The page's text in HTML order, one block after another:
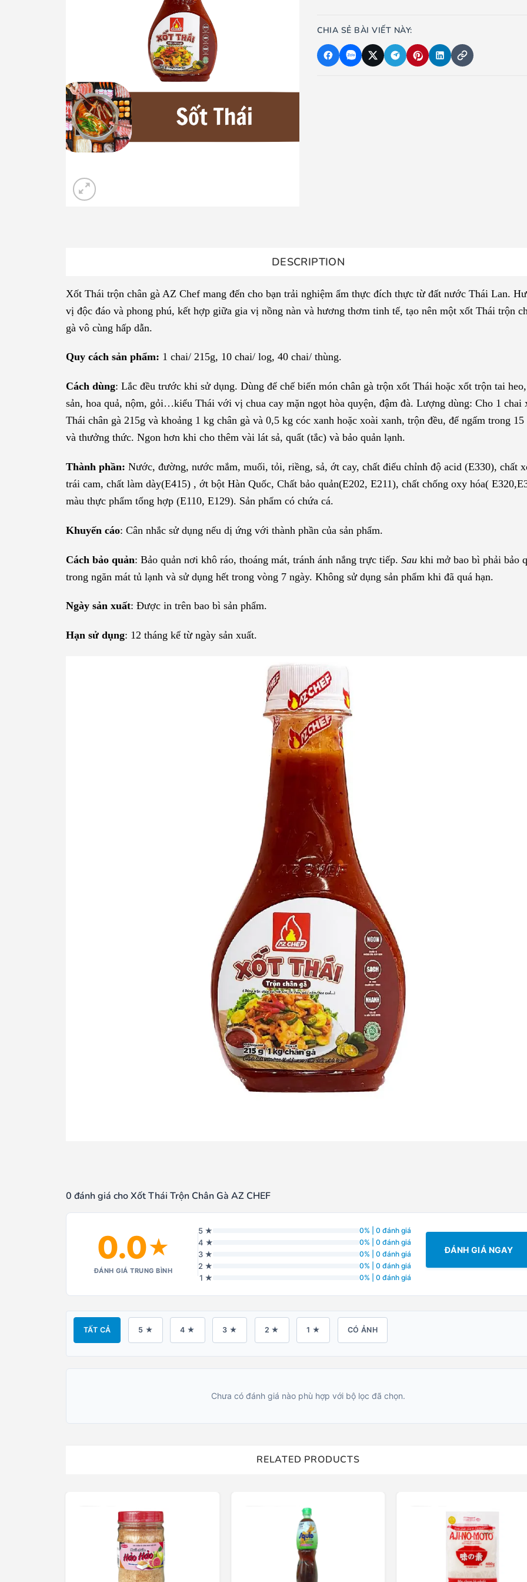
CHIA SẺ BÀI VIẾT NÀY:
DESCRIPTION
Xốt Thái trộn chân gà AZ Chef mang đến cho bạn trải nghiệm ẩm thực đích thực từ đất nước Thái Lan.
vị độc đáo và phong phú, kết hợp giữa gia vị nồng nàn và hương thơm tinh tế, tạo nên một xốt Thái trộn
gà vô cùng hấp dẫn.
Quy cách sản phẩm: 1 chai/ 215g, 10 chai/ log, 40 chai/ thùng.
Cách dùng: Lắc đều trước khi sử dụng. Dùng để chế biến món chân gà trộn xốt Thái hoặc xốt trộn tai
sản, hoa quả, nộm, gỏi…kiểu Thái với vị chua cay mặn ngọt hòa quyện, đậm đà. Lượng dùng: Cho 1 chai
Thái chân gà 215g và khoảng 1 kg chân gà và 0,5 kg cóc xanh hoặc xoài xanh, trộn đều, để ngấm trong 15
và thưởng thức. Ngon hơn khi cho thêm vài lát sả, quẩt (tắc) và bảo quản lạnh.
Thành phần: Nước, đường, nước mắm, muối, tỏi, riềng, sả, ớt cay, chất điểu chỉnh độ acid (E330), chất
trái cam, chất làm dày(E415) , ớt bột Hàn Quốc, Chất bảo quản(E202, E211), chất chống oxy hóa(
màu thực phẩm tổng hợp (E110, E129). Sản phẩm có chứa cá.
Khuyến cáo: Cân nhắc sử dụng nếu dị ứng với thành phần của sản phẩm.
Cách bảo quản: Bảo quản nơi khô ráo, thoáng mát, tránh ánh nắng trực tiếp. Sau khi mở bao bì phải bảo
trong ngăn mát tủ lạnh và sử dụng hết trong vòng 7 ngày. Không sử dụng sản phẩm khi đã quá hạn.
Ngày sản xuất: Được in trên bao bì sản phẩm.
Hạn sử dụng: 12 tháng kể từ ngày sản xuất.
0 đánh giá cho Xốt Thái Trộn Chân Gà AZ CHEF
0.0★
ĐÁNH GIÁ TRUNG BÌNH
5 ★ 0% | 0 đánh giá
4 ★ 0% | 0 đánh giá
3 ★ 0% | 0 đánh giá
2 ★ 0% | 0 đánh giá
1 ★ 0% | 0 đánh giá
ĐÁNH GIÁ NGAY
TẤT CẢ 5 ★ 4 ★ 3 ★ 2 ★ 1 ★ CÓ ẢNH
Chưa có đánh giá nào phù hợp với bộ lọc đã chọn.
RELATED PRODUCTS